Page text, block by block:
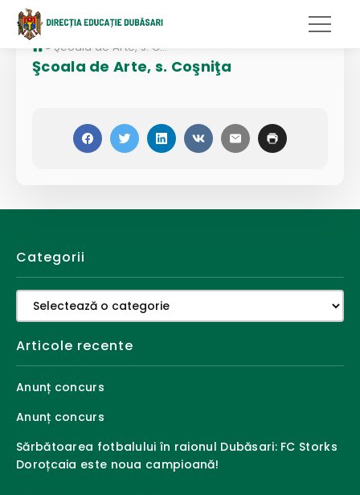
» Şcoala de Arte, s. Coşniţa
Şcoala de Arte, s. Coşniţa
Categorii
Categorii
Articole recente
Anunț concurs
Anunț concurs
Sărbătoarea fotbalului în raionul Dubăsari: FC Storks
Doroțcaia este noua campioană!